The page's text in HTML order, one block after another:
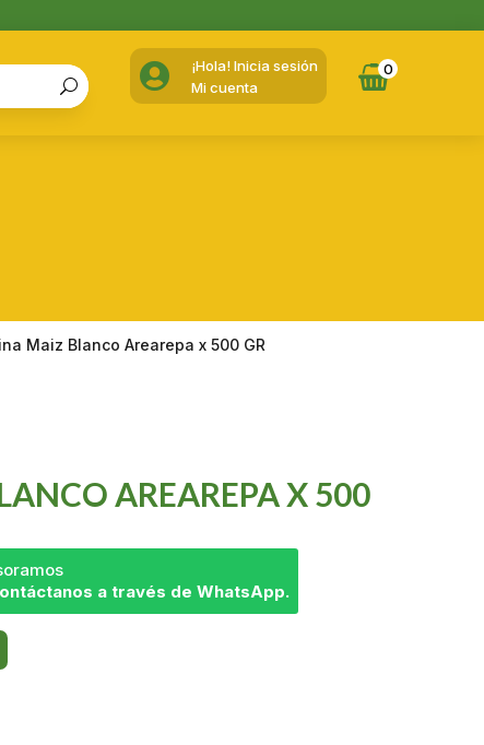

¡Hola! Inicia sesión
Mi cuenta
0
Maiz Blanco Arearepa x 500 GR
AREAREPA X 500
a través de WhatsApp.